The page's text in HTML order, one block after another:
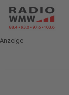
Anzeige